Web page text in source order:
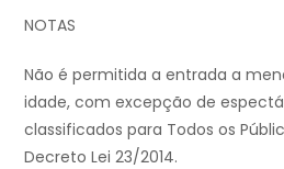
NOTAS
Não é permitida a entrada a
idade, com excepção de
classificados para Todos os
Decreto Lei 23/2014.